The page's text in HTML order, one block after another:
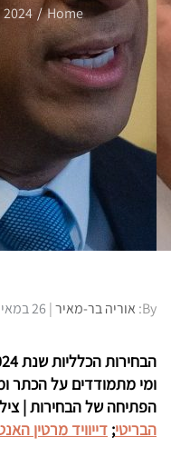
Home
2024
By: אוריה בר-מאיר Posted
26 במאי 2024
ומי מתמודדים על הכתר
הפתיחה של הבחירות |
הבריטי; דייוויד מרטין